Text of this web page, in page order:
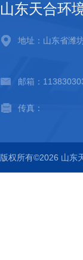
山东天合环
地址：山东省潍
邮箱：
传真：
版权所有©2026 山东